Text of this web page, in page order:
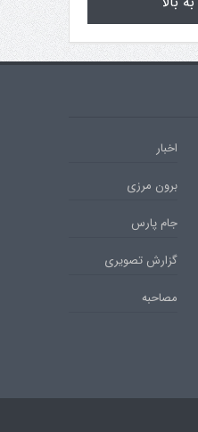
اخبار
برون مرزی
جام پارس
گزارش تصویری
مصاحبه